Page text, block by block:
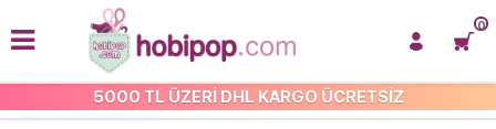
5000 TL ÜZERİ DHL KARGO ÜCRETSİZ
0
ANASAYFA